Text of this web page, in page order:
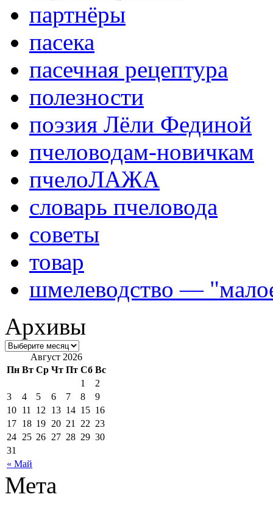
партнёры
пасека
пасечная рецептура
полезности
поэзия Лёли Фединой
пчеловодам-новичкам
пчелоЛАЖА
словарь пчеловода
советы
товар
шмелеводство —
Архивы
Август 2026
Пн Вт Ср Чт Пт Сб Вс
« Май
1
2
3
4 5 6 7 8
9
10 11 12 13 14 15 16
17 18 19 20 21 22 23
24 25 26 27 28 29 30
31
Мета